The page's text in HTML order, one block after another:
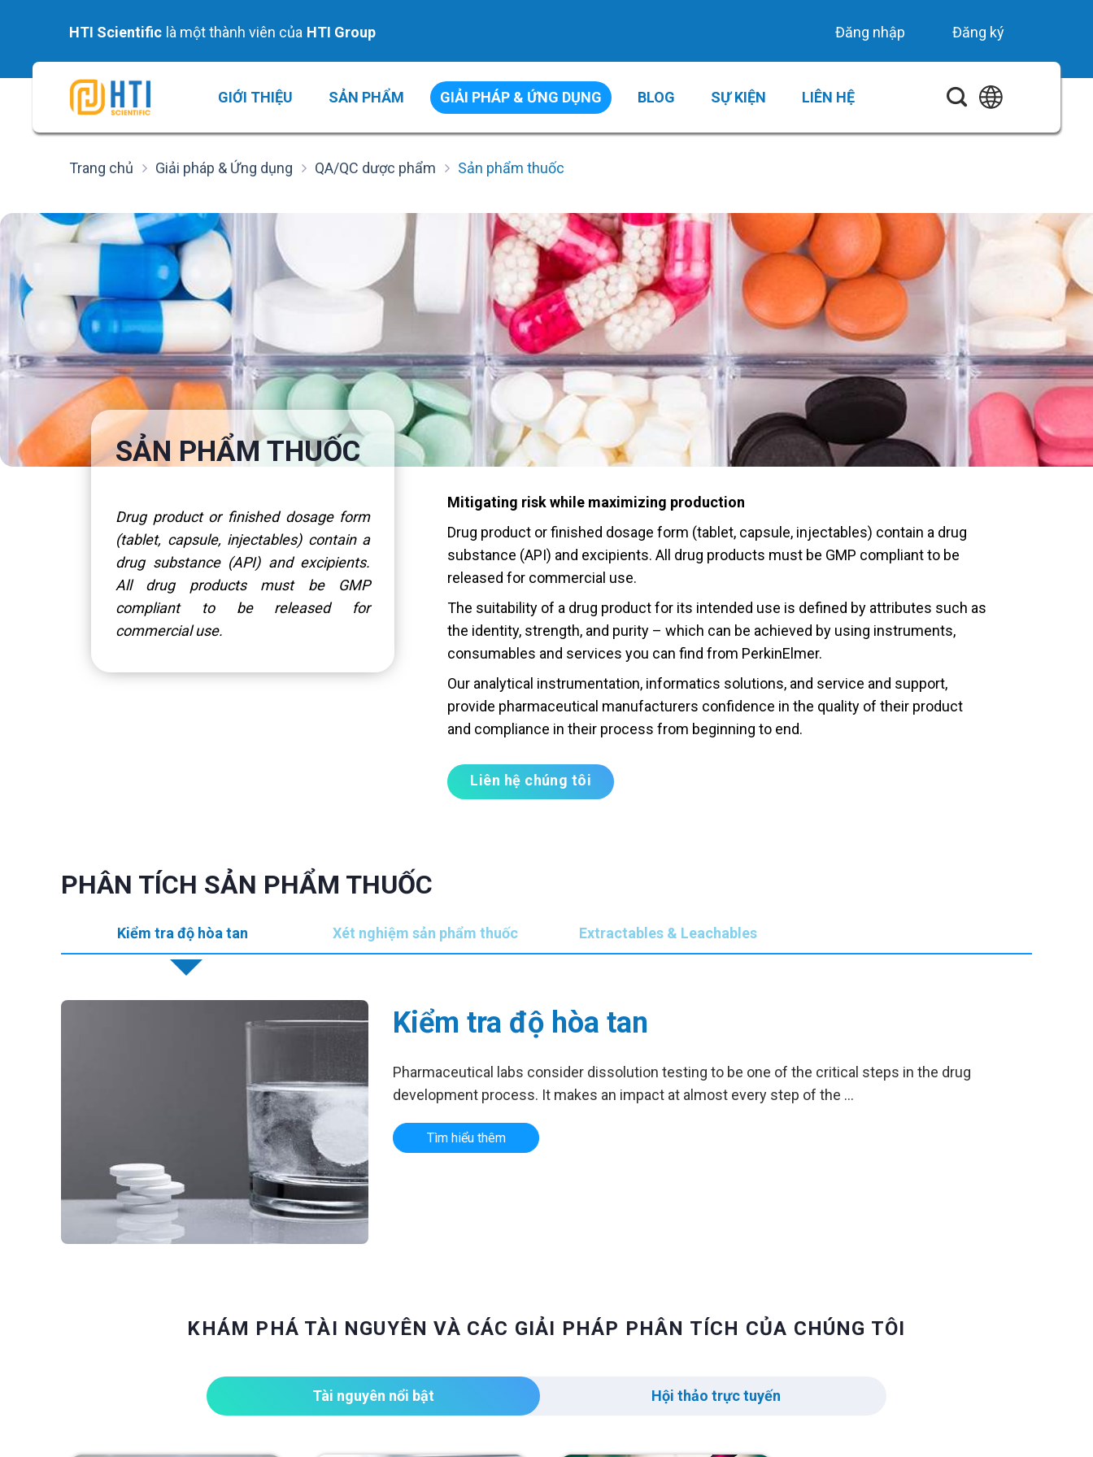
HTI Scientific là một thành viên của HTI Group Đăng nhập Đăng ký
GIỚI THIỆU SẢN PHẨM GIẢI PHÁP & ỨNG DỤNG BLOG SỰ KIỆN LIÊN HỆ
Trang chủ Giải pháp & Ứng dụng QA/QC dược phẩm Sản phẩm thuốc
SẢN PHẨM THUỐC
Drug product or finished dosage form
(tablet, capsule, injectables) contain a
drug substance (API) and excipients.
All drug products must be GMP
compliant to be released for
commercial use.
Mitigating risk while maximizing production
Drug product or finished dosage form (tablet, capsule, injectables) contain a drug
substance (API) and excipients. All drug products must be GMP compliant to be
released for commercial use.
The suitability of a drug product for its intended use is defined by attributes such as
the identity, strength, and purity – which can be achieved by using instruments,
consumables and services you can find from PerkinElmer.
Our analytical instrumentation, informatics solutions, and service and support,
provide pharmaceutical manufacturers confidence in the quality of their product
and compliance in their process from beginning to end.
Liên hệ chúng tôi
PHÂN TÍCH SẢN PHẨM THUỐC
Kiểm tra độ hòa tan Xét nghiệm sản phẩm thuốc Extractables & Leachables
Kiểm tra độ hòa tan
Pharmaceutical labs consider dissolution testing to be one of the critical steps in the drug
development process. It makes an impact at almost every step of the …
Tìm hiểu thêm
KHÁM PHÁ TÀI NGUYÊN VÀ CÁC GIẢI PHÁP PHÂN TÍCH CỦA CHÚNG TÔI
Tài nguyên nổi bật Hội thảo trực tuyến